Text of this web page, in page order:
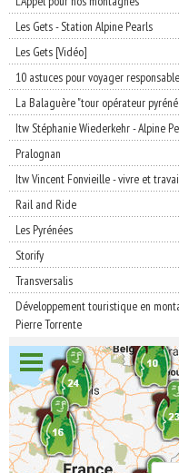
Les Gets - Station Alpine Pearls
Les Gets [Vidéo]
10 astuces pour voyager
La Balaguère "tour opérateur
Itw Stéphanie Wiederkehr - Alpine
Pralognan
Itw Vincent Fonvieille - vivre et
Rail and Ride
Les Pyrénées
Storify
Transversalis
Développement touristique en
Pierre Torrente